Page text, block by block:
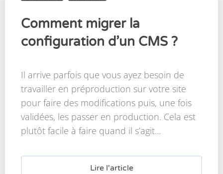
Comment migrer la
configuration d’un CMS ?
Il arrive parfois que vous ayez besoin de
travailler en préproduction sur votre site
pour faire des modifications puis, une fois
validées, les passer en production. Cela est
plutôt facile à faire quand il s’agit...
Lire l'article